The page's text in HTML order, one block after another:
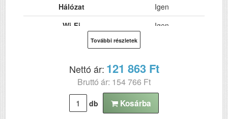
Hálózat
Igen
Wi-Fi
Igen
nyomtatás
Igen
RAM (MB)
256
Első fekete nyomat
8.199999999999999
További részletek
Nettó ár: 121 863 Ft
Bruttó ár: 154 766 Ft
db Kosárba